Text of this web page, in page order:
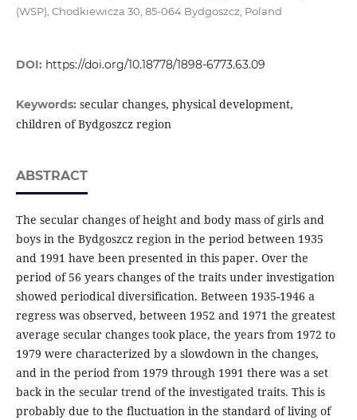
(WSP), Chodkiewicza 30, 85-064 Bydgoszcz, Poland
DOI: https://doi.org/10.18778/1898-6773.63.09
Keywords: secular changes, physical development,
children of Bydgoszcz region
ABSTRACT
The secular changes of height and body mass of girls and
boys in the Bydgoszcz region in the period between 1935
and 1991 have been presented in this paper. Over the
period of 56 years changes of the traits under investigation
showed periodical diversification. Between 1935-1946 a
regress was observed, between 1952 and 1971 the greatest
average secular changes took place, the years from 1972 to
1979 were characterized by a slowdown in the changes,
and in the period from 1979 through 1991 there was a set
back in the secular trend of the investigated traits. This is
probably due to the fluctuation in the standard of living of